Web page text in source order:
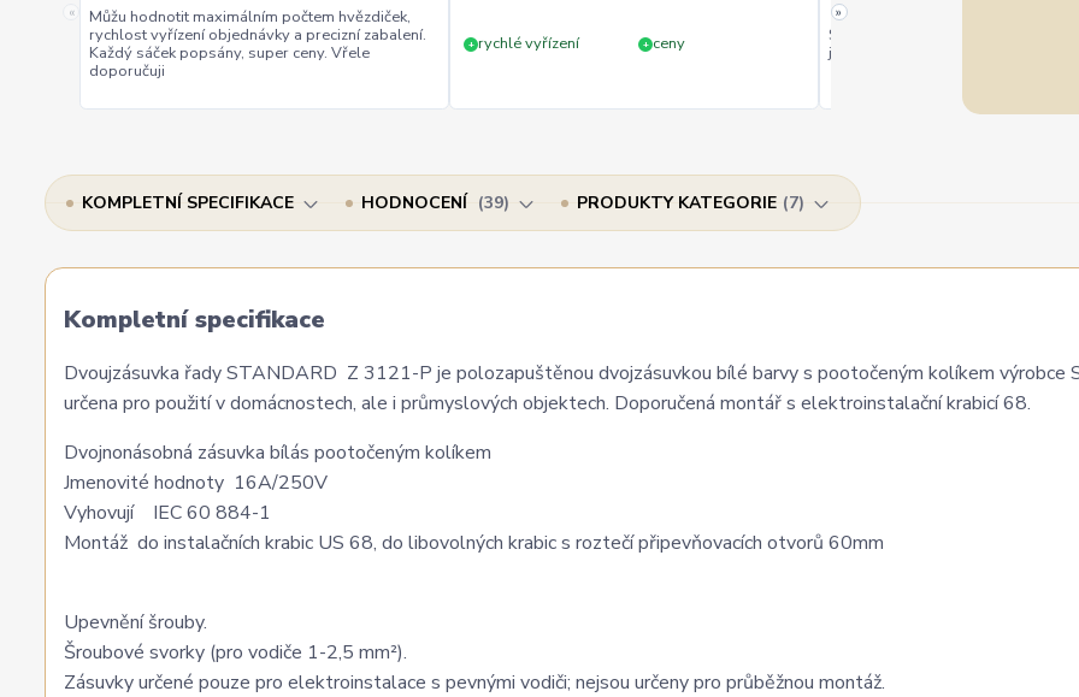
«
Můžu hodnotit maximálním počtem hvězdiček,
rychlost vyřízení objednávky a precizní zabalení.
Každý sáček popsány, super ceny. Vřele
doporučuji
+ rychlé vyřízení + ceny
Široký výběr, milý a vstřícný
jedině doporučit.
»
KOMPLETNÍ SPECIFIKACE HODNOCENÍ 39 PRODUKTY KATEGORIE 7
Kompletní specifikace
Dvoujzásuvka řady STANDARD Z 3121-P je polozapuštěnou dvojzásuvkou bílé barvy s pootočeným kolíkem výrobce
určena pro použití v domácnostech, ale i průmyslových objektech. Doporučená montář s elektroinstalační krabicí 68.
Dvojnonásobná zásuvka bílás pootočeným kolíkem
Jmenovité hodnoty 16A/250V
Vyhovují IEC 60 884-1
Montáž do instalačních krabic US 68, do libovolných krabic s roztečí připevňovacích otvorů 60mm
Upevnění šrouby.
Šroubové svorky (pro vodiče 1-2,5 mm²).
Zásuvky určené pouze pro elektroinstalace s pevnými vodiči; nejsou určeny pro průběžnou montáž.